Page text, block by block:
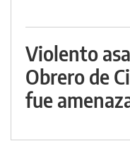
Violento
Obrero de
fue